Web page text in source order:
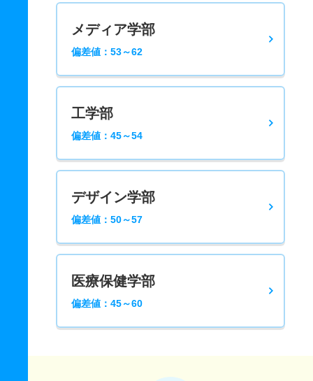
メディア学部
偏差値：53～62
工学部
偏差値：45～54
デザイン学部
偏差値：50～57
医療保健学部
偏差値：45～60